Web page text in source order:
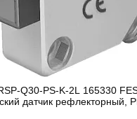
Q30-PS-K-2L 165330
датчик рефлекторный,